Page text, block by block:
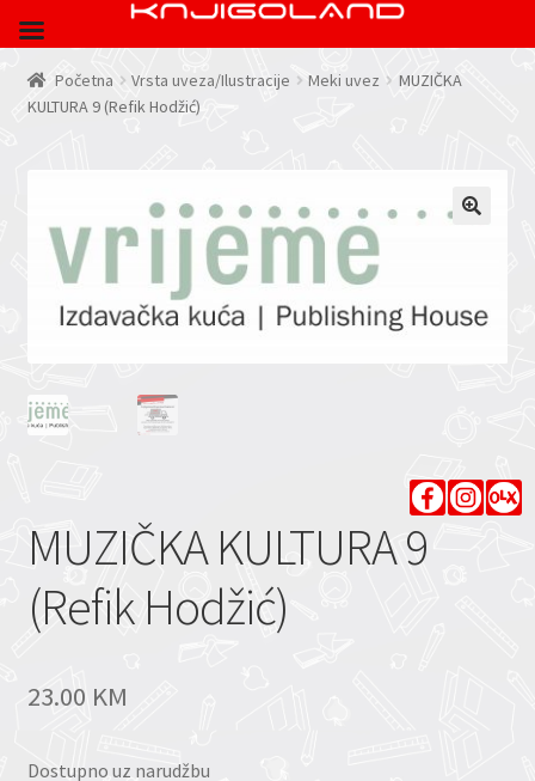
Početna Vrsta uveza/Ilustracije Meki uvez
MUZIČKA
KULTURA 9 (Refik Hodžić)
MUZIČKA KULTURA 9
(Refik Hodžić)
23.00 KM
Dostupno uz narudžbu